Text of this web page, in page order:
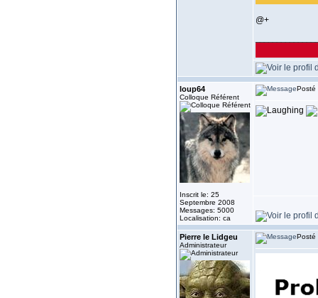
@+
loup64
Colloque Référent
Inscrit le: 25
Septembre 2008
Messages: 5000
Localisation: ca
Posté
Pierre le Lidgeu
Administrateur
Posté